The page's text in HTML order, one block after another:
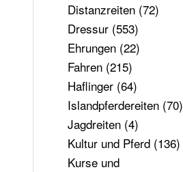
Distanzreiten(72)
Dressur(553)
Ehrungen(22)
Fahren(215)
Haflinger(64)
Islandpferdereiten(70)
Jagdreiten(4)
Kultur und Pferd(136)
Kurse und